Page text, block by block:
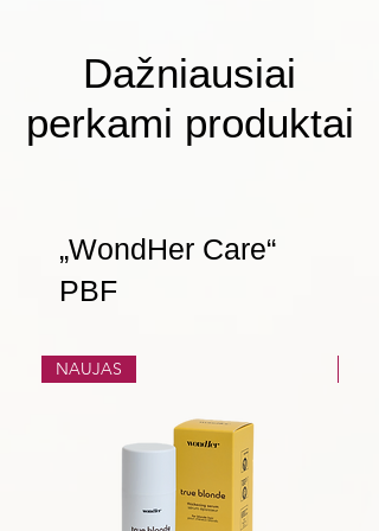
Dažniausiai
perkami produktai
„WondHer Care“
PBF
NAUJAS